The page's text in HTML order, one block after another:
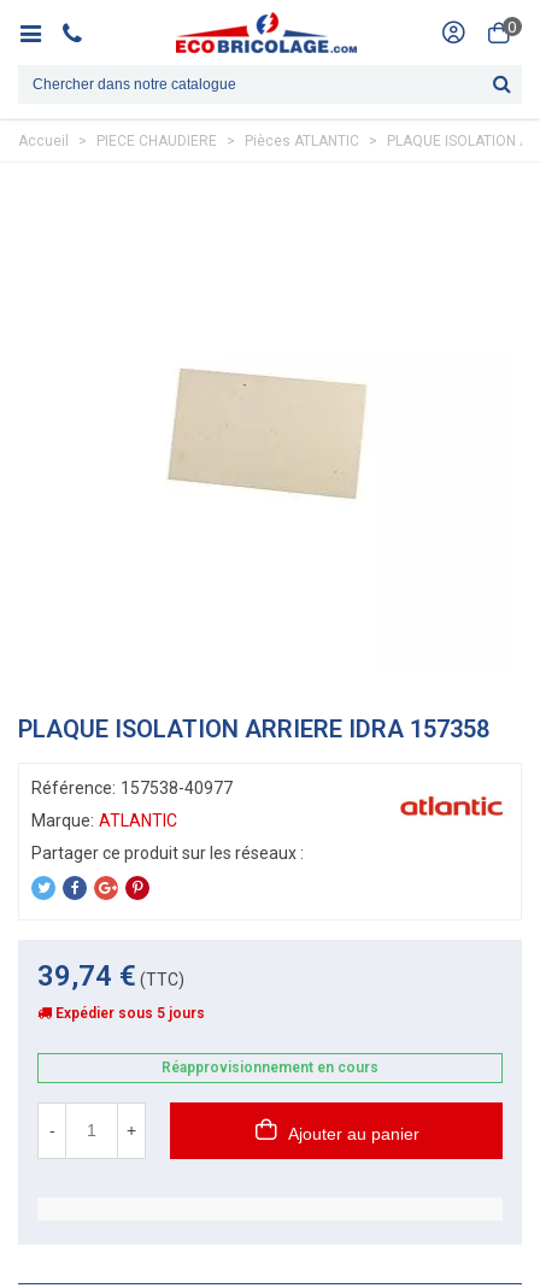
0
Accueil > PIECE CHAUDIERE > Pièces ATLANTIC > PLAQUE ISOLATION
PLAQUE ISOLATION ARRIERE IDRA 157358
Référence: 157538-40977
Marque: ATLANTIC
39,74 € (TTC)
Expédier sous 5 jours
Réapprovisionnement en cours
- + Ajouter au panier